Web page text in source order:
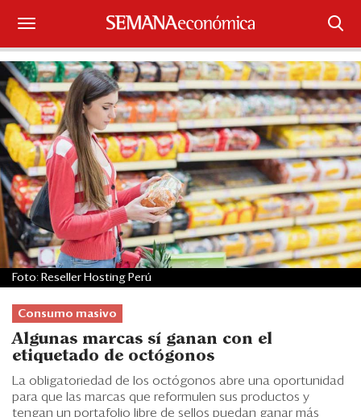
Suscríbase
Iniciar sesión
Portada
¿Qué está pasando?
Sectores y Empresas
Management
Economía y Finanzas
Legal y Política
Eventos
Blogs
Consumo masivo
Algunas marcas sí ganan con el
etiquetado de octógonos
La obligatoriedad de los octógonos abre una oportunidad
para que las marcas que reformulen sus productos y
tengan un portafolio libre de sellos puedan ganar más
Foto: Reseller Hosting Perú